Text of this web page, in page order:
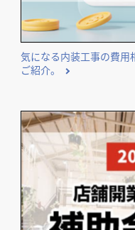
気になる内装工事の費用
ご紹介。